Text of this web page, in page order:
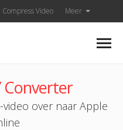
Compress Video Meer
Converter
over naar Apple